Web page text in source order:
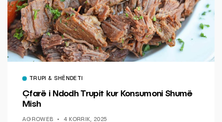
TRUPI & SHËNDETI
Çfarë i Ndodh Trupit kur Konsumoni Shumë
Mish
AGROWEB 4 KORRIK, 2025